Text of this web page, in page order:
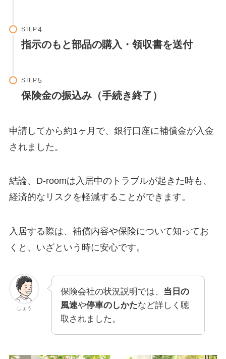
STEP
指示のもと部品の購入・領収書を送付
STEP
保険金の振込み（手続き終了）
申請してから約1ヶ月で、銀行口座に補償金が入金
されました。
結論、D-roomは入居中のトラブルが起きた時も、
経済的なリスクを軽減することができます。
入居する際は、補償内容や保険について知ってお
くと、いざという時に安心です。
しょう
保険会社の状況説明では、 当日の
風速や停車のしかたなど詳しく聴
取されました。